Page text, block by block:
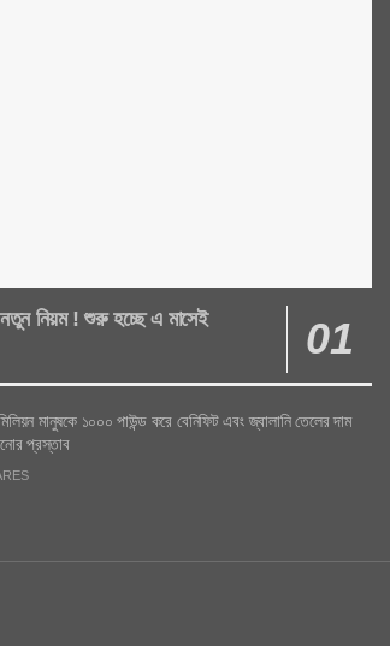
নতুন নিয়ম ! শুরু হচ্ছে এ মাসেই
মানুষকে ১০০০ পাউন্ড করে বেনিফিট এবং জ্বালানি তেলের দাম
প্রস্তাব